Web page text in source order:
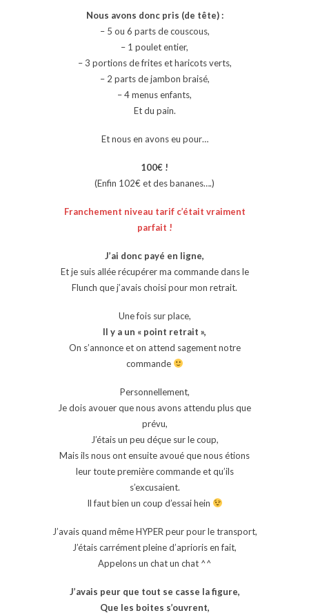
Nous avons donc pris (de tête) :
– 5 ou 6 parts de couscous,
– 1 poulet entier,
– 3 portions de frites et haricots verts,
– 2 parts de jambon braisé,
– 4 menus enfants,
Et du pain.
Et nous en avons eu pour…
100€ !
(Enfin 102€ et des bananes….)
Franchement niveau tarif c’était vraiment
parfait !
J’ai donc payé en ligne,
Et je suis allée récupérer ma commande dans le
Flunch que j’avais choisi pour mon retrait.
Une fois sur place,
Il y a un « point retrait »,
On s’annonce et on attend sagement notre
commande
Personnellement,
Je dois avouer que nous avons attendu plus que
prévu,
J’étais un peu déçue sur le coup,
Mais ils nous ont ensuite avoué que nous étions
leur toute première commande et qu’ils
s’excusaient.
Il faut bien un coup d’essai hein
J’avais quand même HYPER peur pour le transport,
J’étais carrément pleine d’aprioris en fait,
Appelons un chat un chat ^^
J’avais peur que tout se casse la figure,
Que les boites s’ouvrent,